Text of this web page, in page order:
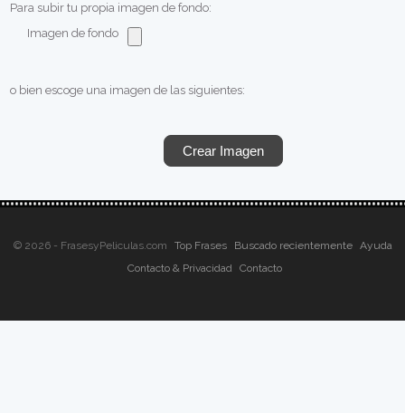
Para subir tu propia imagen de fondo:
Imagen de fondo
o bien escoge una imagen de las siguientes:
© 2026 - FrasesyPeliculas.com Top Frases Buscado recientemente
Ayuda
Contacto & Privacidad
Contacto